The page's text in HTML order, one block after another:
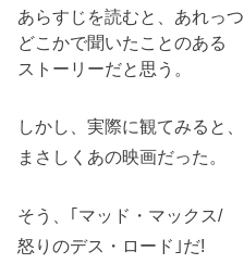
あらすじを読むと、あれっつ
どこかで聞いたことのある
ストーリーだと思う。
しかし、実際に観てみると、
まさしくあの映画だった。
そう、｢マッド・マックス/
怒りのデス・ロード｣だ!